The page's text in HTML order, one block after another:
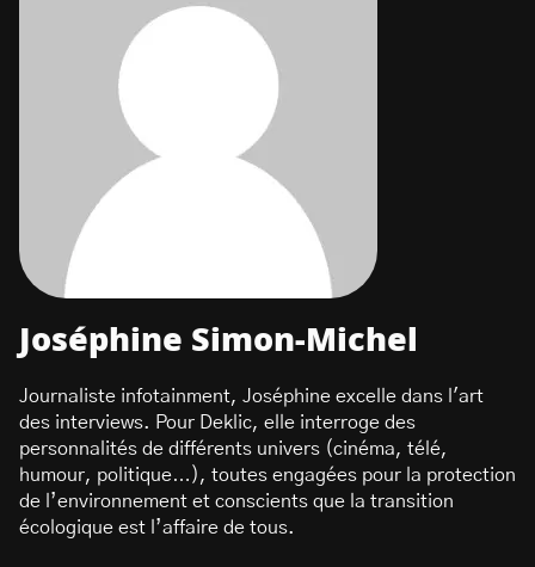
Joséphine Simon-Michel
Journaliste infotainment, Joséphine excelle dans l'art
des interviews. Pour Deklic, elle interroge des
personnalités de différents univers (cinéma, télé,
humour, politique…), toutes engagées pour la protection
de l’environnement et conscients que la transition
écologique est l’affaire de tous.